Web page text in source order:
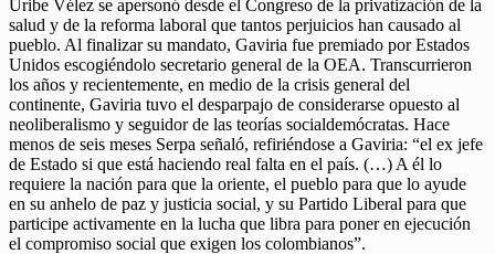
Uribe Vélez se apersonó desde el Congreso de la privatización de la
salud y de la reforma laboral que tantos perjuicios han causado al
pueblo. Al finalizar su mandato, Gaviria fue premiado por Estados
Unidos escogiéndolo secretario general de la OEA. Transcurrieron
los años y recientemente, en medio de la crisis general del
continente, Gaviria tuvo el desparpajo de considerarse opuesto al
neoliberalismo y seguidor de las teorías socialdemócratas. Hace
menos de seis meses Serpa señaló, refiriéndose a Gaviria: “el ex jefe
de Estado si que está haciendo real falta en el país. (…) A él lo
requiere la nación para que la oriente, el pueblo para que lo ayude
en su anhelo de paz y justicia social, y su Partido Liberal para que
participe activamente en la lucha que libra para poner en ejecución
el compromiso social que exigen los colombianos”.